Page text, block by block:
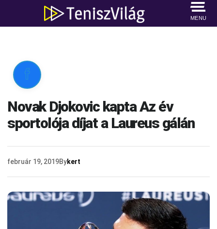
MENU

Novak Djokovic kapta Az év
sportolója díjat a Laureus gálán
február 19, 2019Bykert